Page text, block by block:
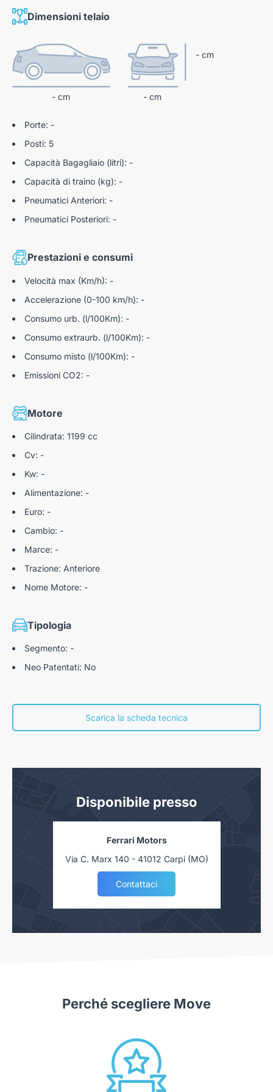
km 0 e automobili usate garantite con oltre 100 controlli pre-
consegna.
N188385
Dimensioni telaio
- cm - cm
- cm
Porte: -
Posti: 5
Capacità Bagagliaio (litri): -
Capacità di traino (kg): -
Pneumatici Anteriori: -
Pneumatici Posteriori: -
Prestazioni e consumi
Velocità max (Km/h): -
Accelerazione (0-100 km/h): -
Consumo urb. (l/100Km): -
Consumo extraurb. (l/100Km): -
Consumo misto (l/100Km): -
Emissioni CO2: -
Motore
Cilindrata: 1199 cc
Cv: -
Kw: -
Alimentazione: -
Euro: -
Cambio: -
Marce: -
Trazione: Anteriore
Nome Motore: -
Tipologia
Segmento: -
Neo Patentati: No
Scarica la scheda tecnica
Disponibile presso
Ferrari Motors
Via C. Marx 140 - 41012 Carpi (MO)
Contattaci
Perché scegliere Move